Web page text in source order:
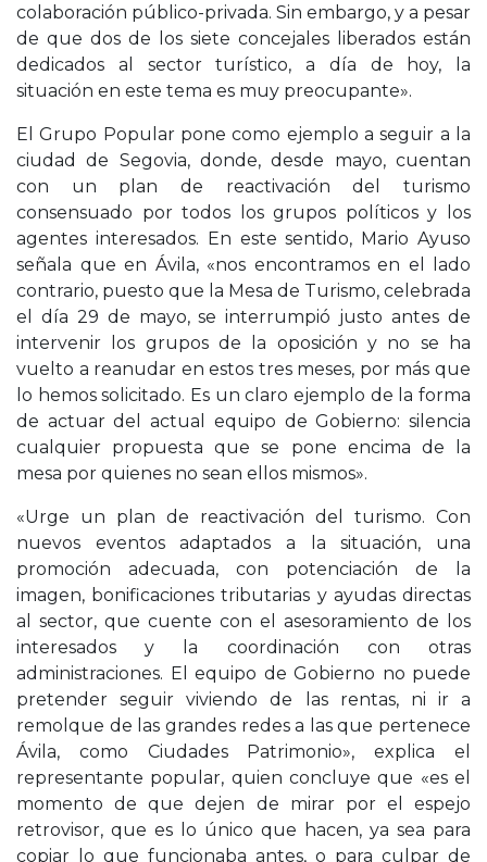
colaboración público-privada. Sin embargo, y a pesar
de que dos de los siete concejales liberados están
dedicados al sector turístico, a día de hoy, la
situación en este tema es muy preocupante».
El Grupo Popular pone como ejemplo a seguir a la
ciudad de Segovia, donde, desde mayo, cuentan
con un plan de reactivación del turismo
consensuado por todos los grupos políticos y los
agentes interesados. En este sentido, Mario Ayuso
señala que en Ávila, «nos encontramos en el lado
contrario, puesto que la Mesa de Turismo, celebrada
el día 29 de mayo, se interrumpió justo antes de
intervenir los grupos de la oposición y no se ha
vuelto a reanudar en estos tres meses, por más que
lo hemos solicitado. Es un claro ejemplo de la forma
de actuar del actual equipo de Gobierno: silencia
cualquier propuesta que se pone encima de la
mesa por quienes no sean ellos mismos».
«Urge un plan de reactivación del turismo. Con
nuevos eventos adaptados a la situación, una
promoción adecuada, con potenciación de la
imagen, bonificaciones tributarias y ayudas directas
al sector, que cuente con el asesoramiento de los
interesados y la coordinación con otras
administraciones. El equipo de Gobierno no puede
pretender seguir viviendo de las rentas, ni ir a
remolque de las grandes redes a las que pertenece
Ávila, como Ciudades Patrimonio», explica el
representante popular, quien concluye que «es el
momento de que dejen de mirar por el espejo
retrovisor, que es lo único que hacen, ya sea para
copiar lo que funcionaba antes, o para culpar de